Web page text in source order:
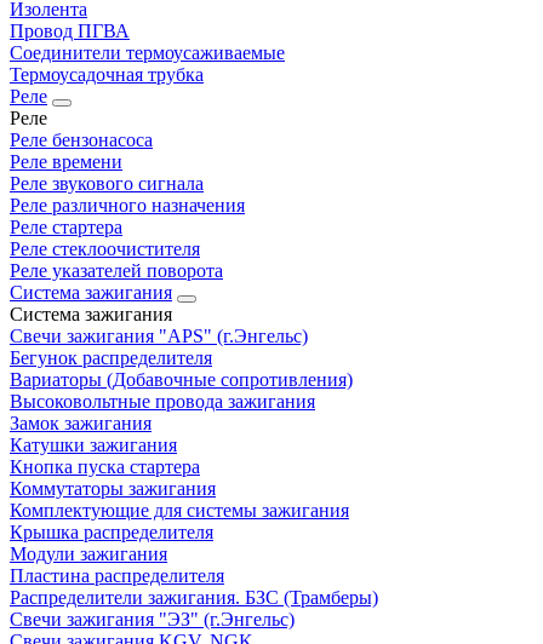
Изолента
Провод ПГВА
Соединители термоусаживаемые
Термоусадочная трубка
Реле
Реле
Реле бензонасоса
Реле времени
Реле звукового сигнала
Реле различного назначения
Реле стартера
Реле стеклоочистителя
Реле указателей поворота
Система зажигания
Система зажигания
Свечи зажигания "APS" (г.Энгельс)
Бегунок распределителя
Вариаторы (Добавочные сопротивления)
Высоковольтные провода зажигания
Замок зажигания
Катушки зажигания
Кнопка пуска стартера
Коммутаторы зажигания
Комплектующие для системы зажигания
Крышка распределителя
Модули зажигания
Пластина распределителя
Распределители зажигания. БЗС (Трамберы)
Свечи зажигания "ЭЗ" (г.Энгельс)